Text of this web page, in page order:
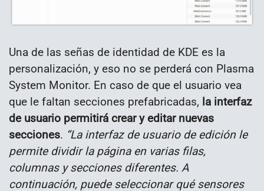
Una de las señas de identidad de KDE es la
personalización, y eso no se perderá con Plasma
System Monitor. En caso de que el usuario vea
que le faltan secciones prefabricadas, la interfaz
de usuario permitirá crear y editar nuevas
secciones. “La interfaz de usuario de edición le
permite dividir la página en varias filas,
columnas y secciones diferentes. A
continuación, puede seleccionar qué sensores